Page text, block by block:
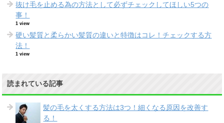
抜け毛を止める為の方法として必ずチェックしてほしい5つの
事！
1 view
硬い髪質と柔らかい髪質の違いと特徴はコレ！チェックする方
法！
1 view
読まれている記事
髪の毛を太くする方法は3つ！細くなる原因を改善す
る！